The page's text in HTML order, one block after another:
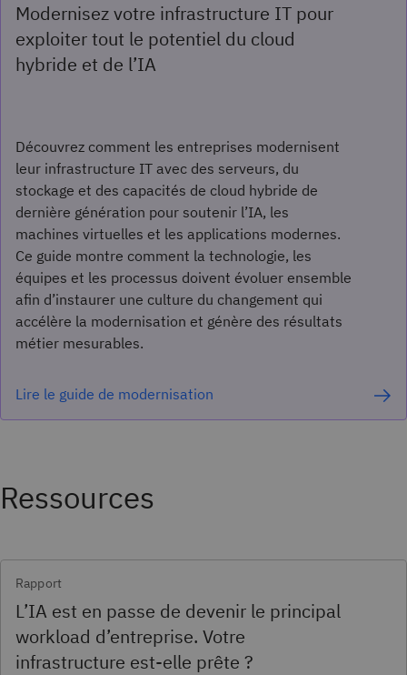
Modernisez votre infrastructure IT pour
exploiter tout le potentiel du cloud
hybride et de l’IA
Découvrez comment les entreprises modernisent
leur infrastructure IT avec des serveurs, du
stockage et des capacités de cloud hybride de
dernière génération pour soutenir l’IA, les
machines virtuelles et les applications modernes.
Ce guide montre comment la technologie, les
équipes et les processus doivent évoluer ensemble
afin d’instaurer une culture du changement qui
accélère la modernisation et génère des résultats
métier mesurables.
Lire le guide de modernisation
Ressources
Rapport
L’IA est en passe de devenir le principal
workload d’entreprise. Votre
infrastructure est-elle prête ?